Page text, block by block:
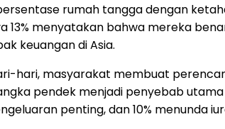
rumah tangga dengan
13% menyatakan bahwa mereka
keuangan di Asia.
hari, masyarakat membuat
pendek menjadi penyebab
penting, dan 10% menunda